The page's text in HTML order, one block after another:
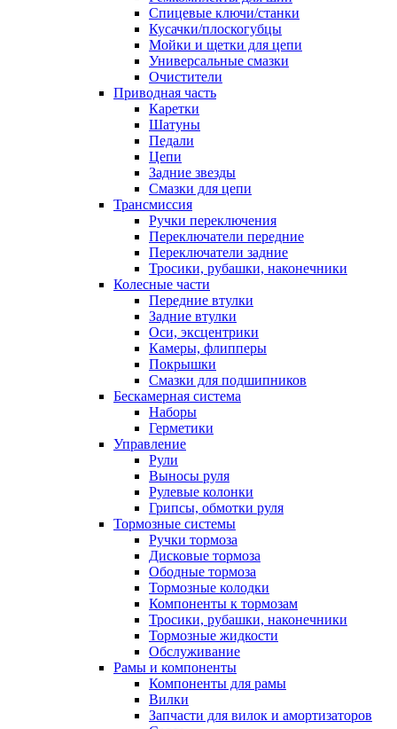
Спицевые ключи/станки
Кусачки/плоскогубцы
Мойки и щетки для цепи
Универсальные смазки
Очистители
Приводная часть
Каретки
Шатуны
Педали
Цепи
Задние звезды
Смазки для цепи
Трансмиссия
Ручки переключения
Переключатели передние
Переключатели задние
Тросики, рубашки, наконечники
Колесные части
Передние втулки
Задние втулки
Оси, эксцентрики
Камеры, флипперы
Покрышки
Смазки для подшипников
Бескамерная система
Наборы
Герметики
Управление
Рули
Выносы руля
Рулевые колонки
Грипсы, обмотки руля
Тормозные системы
Ручки тормоза
Дисковые тормоза
Ободные тормоза
Тормозные колодки
Компоненты к тормозам
Тросики, рубашки, наконечники
Тормозные жидкости
Обслуживание
Рамы и компоненты
Компоненты для рамы
Вилки
Запчасти для вилок и амортизаторов